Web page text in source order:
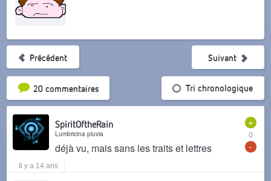
Précédent
20 commentairesTri par popularité Tri chronologique
Suivant
+
0
-
SpiritOftheRain
Lumbricina pluvia
déjà vu, mais sans les traits et lettres
Il y a 14 ans